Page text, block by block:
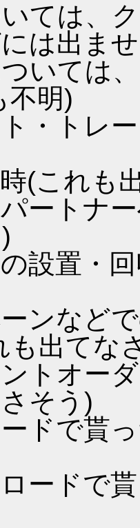
ては、
は出ま
いては
不明)
ト・トレ
(これも
パートナ
の設置・
ーンなど
も出てな
ントオー
そう)
ードで貰
ロードで